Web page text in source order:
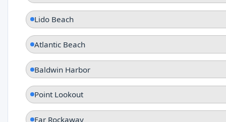
Lido Beach
Atlantic Beach
Baldwin Harbor
Point Lookout
Far Rockaway